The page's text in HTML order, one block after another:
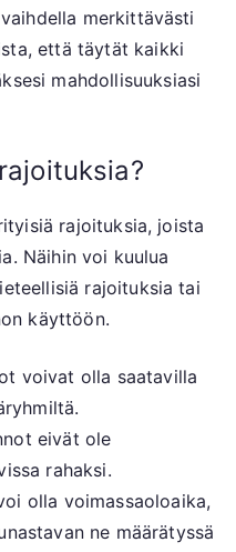
merkittävästi
että täytät kaikki
mahdollisuuksiasi
rajoituksia, joista
Näihin voi kuulua
rajoituksia tai
käyttöön.
voivat olla saatavilla
eivät ole
rahaksi.
olla voimassaoloaika,
ne määrätyssä